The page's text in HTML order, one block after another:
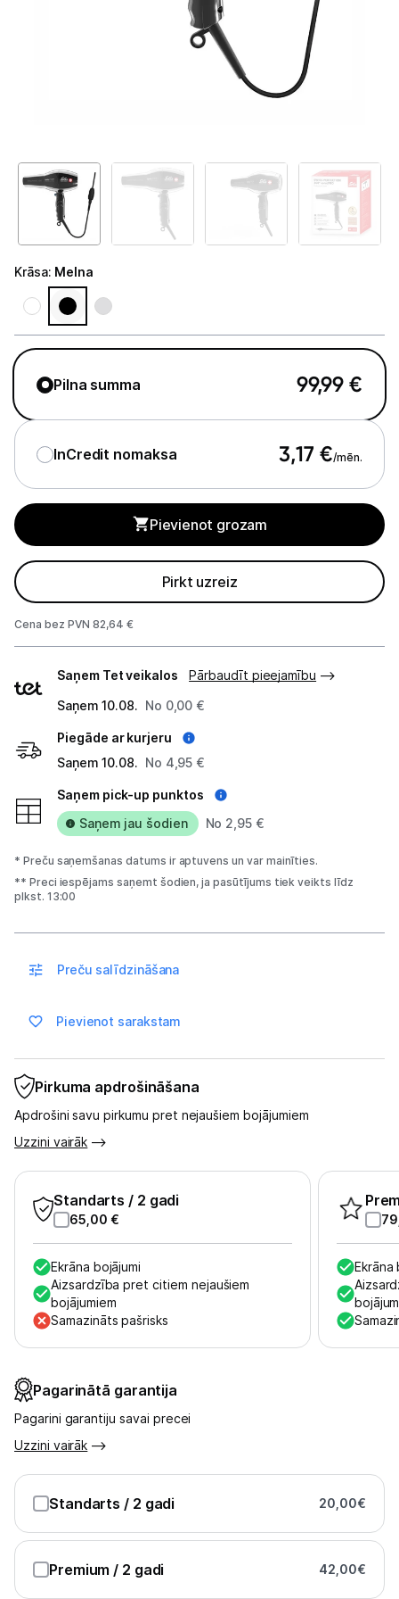
Telefoni, planšetdatori
Matu kopšana
Fēni
Matu taisnotāji
Matu veidotāji
Veselība
Sports un atpūta
Ražotāju atjaunota tehnika
Vēlmju saraksts
Blogs
Piegāde un apmaksa
Tehnikas izvešana
Uzņēmumiem
Tet pakalpojumi
Informācija
Krāsa: Melna
Pilna summa 99,99 €
InCredit nomaksa 3,17 €/mēn.
Pievienot grozam
Pirkt uzreiz
Cena bez PVN 82,64 €
veidi
Saņem Tet veikalos
Pārbaudīt pieejamību
Saņem 10.08. No 0,00 €
Piegāde ar kurjeru
Saņem 10.08. No 4,95 €
Saņem pick-up punktos
Saņem jau šodien
No 2,95 €
* Preču saņemšanas datums ir aptuvens un var mainīties.
** Preci iespējams saņemt šodien, ja pasūtījums tiek veikts līdz
plkst. 13:00
Preču salīdzināšana
Pievienot sarakstam
Pirkuma apdrošināšana
Apdrošini savu pirkumu pret nejaušiem bojājumiem
Uzzini vairāk
Standarts / 2 gadi
65,00 €
Ekrāna bojājumi
Aizsardzība pret citiem nejaušiem
bojājumiem
Samazināts pašrisks
Ekrāna
Pagarinātā garantija
Pagarini garantiju savai precei
Uzzini vairāk
Standarts / 2 gadi 20,00€
Premium / 2 gadi 42,00€